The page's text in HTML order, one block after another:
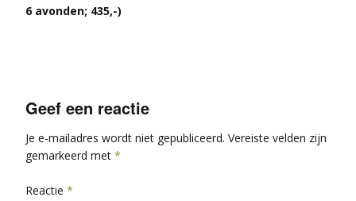
6 avonden; 435,-)
Geef een reactie
Je e-mailadres wordt niet gepubliceerd. Vereiste velden zijn
gemarkeerd met *
Reactie *